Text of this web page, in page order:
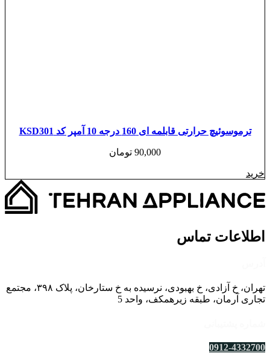
ترموسوئیچ حرارتی قابلمه ای 160 درجه 10 آمپر کد KSD301
90,000 تومان
خرید
اطلاعات تماس
تهران، خ آزادی، خ بهبودی، نرسیده به خ ستارخان، پلاک ۳۹۸، مجتمع
تجاری آرمان، طبقه زیرهمکف، واحد 5
0912-4332700